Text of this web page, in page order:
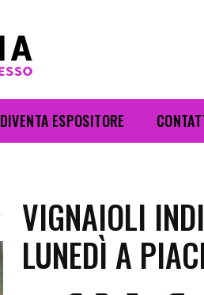
DIVENTA ESPOSITORE
VIGNAIOLI
LUNEDÌ A